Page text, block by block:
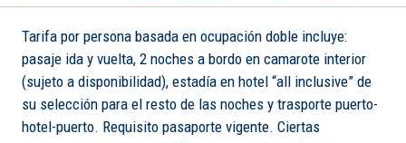
Tarifa por persona basada en ocupación doble incluye:
pasaje ida y vuelta, 2 noches a bordo en camarote interior
(sujeto a disponibilidad), estadía en hotel “all inclusive” de
su selección para el resto de las noches y trasporte puerto-
hotel-puerto. Requisito pasaporte vigente. Ciertas